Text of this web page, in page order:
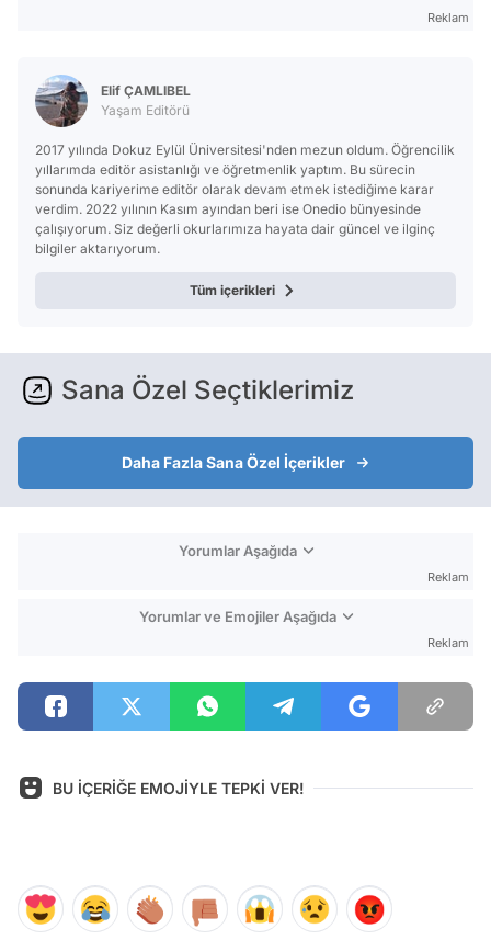
Reklam
Elif ÇAMLIBEL
Yaşam Editörü
2017 yılında Dokuz Eylül Üniversitesi'nden mezun oldum. Öğrencilik
yıllarımda editör asistanlığı ve öğretmenlik yaptım. Bu sürecin
sonunda kariyerime editör olarak devam etmek istediğime karar
verdim. 2022 yılının Kasım ayından beri ise Onedio bünyesinde
çalışıyorum. Siz değerli okurlarımıza hayata dair güncel ve ilginç
bilgiler aktarıyorum.
Tüm içerikleri
Sana Özel Seçtiklerimiz
Daha Fazla Sana Özel İçerikler
Yorumlar Aşağıda
Reklam
Yorumlar ve Emojiler Aşağıda
Reklam
BU İÇERİĞE EMOJİYLE TEPKİ VER!